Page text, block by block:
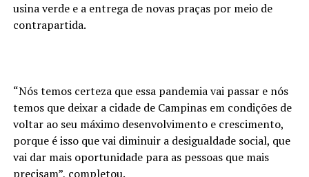
usina verde e a entrega de novas praças por meio de
contrapartida.
“Nós temos certeza que essa pandemia vai passar e nós
temos que deixar a cidade de Campinas em condições de
voltar ao seu máximo desenvolvimento e crescimento,
porque é isso que vai diminuir a desigualdade social, que
vai dar mais oportunidade para as pessoas que mais
precisam”, completou.